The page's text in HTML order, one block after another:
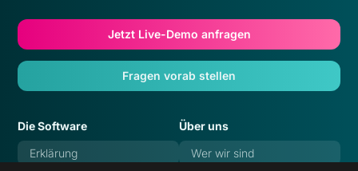
Jetzt Live-Demo anfragen
Fragen vorab stellen
Die Software
Erklärung
Über uns
Wer wir sind